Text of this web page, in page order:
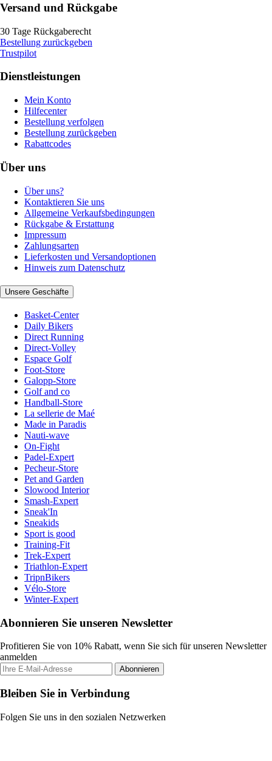
Versand und Rückgabe
30 Tage Rückgaberecht
Bestellung zurückgeben
Trustpilot
Dienstleistungen
Mein Konto
Hilfecenter
Bestellung verfolgen
Bestellung zurückgeben
Rabattcodes
Über uns
Über uns?
Kontaktieren Sie uns
Allgemeine Verkaufsbedingungen
Rückgabe & Erstattung
Impressum
Zahlungsarten
Lieferkosten und Versandoptionen
Hinweis zum Datenschutz
Unsere Geschäfte
Basket-Center
Daily Bikers
Direct Running
Direct-Volley
Espace Golf
Foot-Store
Galopp-Store
Golf and co
Handball-Store
La sellerie de Maé
Made in Paradis
Nauti-wave
On-Fight
Padel-Expert
Pecheur-Store
Pet and Garden
Slowood Interior
Smash-Expert
Sneak'In
Sneakids
Sport is good
Training-Fit
Trek-Expert
Triathlon-Expert
TripnBikers
Vélo-Store
Winter-Expert
Abonnieren Sie unseren Newsletter
Profitieren Sie von 10% Rabatt, wenn Sie sich für unseren Newsletter
anmelden
Abonnieren
Bleiben Sie in Verbindung
Folgen Sie uns in den sozialen Netzwerken